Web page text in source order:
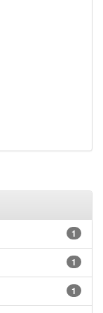
1
1
1